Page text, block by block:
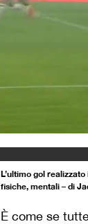
L’ultimo gol
fisiche, mentali – di
È come se